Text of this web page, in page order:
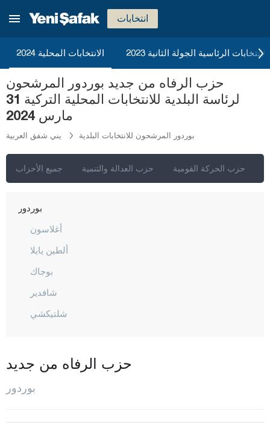
انتخابات
الانتخابات المحلية 2024 2023 الانتخابات الرئاسية الجولة الثانية
حزب الرفاه من جديد بوردور المرشحون
لرئاسة البلدية للانتخابات المحلية التركية 31
مارس 2024
يني شفق العربية بوردور المرشحون للانتخابات البلدية
جميع الأحزاب حزب العدالة والتنمية حزب الحركة القومية
أيدن
بارتين
بايبورت
بيلاجيك
بينغول
بولو
بوردور
أغلاسون
ألطين يايلا
بوجاك
شافدير
شلتيكشي
حزب الرفاه من جديد
بوردور